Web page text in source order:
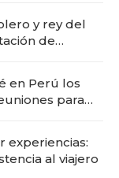
y rey del
de
en Perú los
para
experiencias:
al viajero